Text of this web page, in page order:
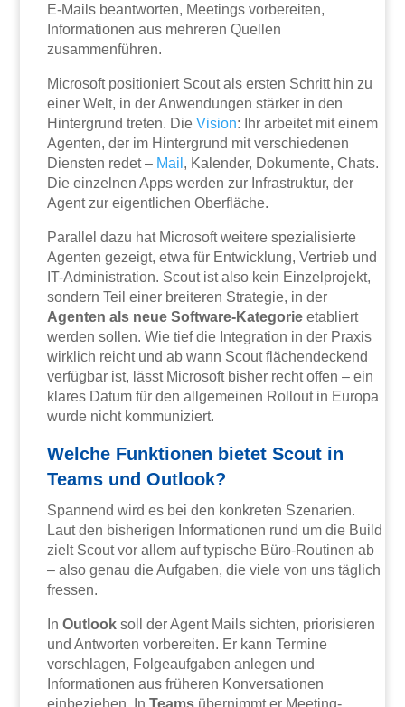
E-Mails beantworten, Meetings vorbereiten,
Informationen aus mehreren Quellen
zusammenführen.
Microsoft positioniert Scout als ersten Schritt hin zu
einer Welt, in der Anwendungen stärker in den
Hintergrund treten. DieVision: Ihr arbeitet mit einem
Agenten, der im Hintergrund mit verschiedenen
Diensten redet – Mail , Kalender, Dokumente, Chats.
Die einzelnen Apps werden zur Infrastruktur, der
Agent zur eigentlichen Oberfläche.
Parallel dazu hat Microsoft weitere spezialisierte
Agenten gezeigt, etwa für Entwicklung, Vertrieb und
IT-Administration. Scout ist also kein Einzelprojekt,
sondern Teil einer breiteren Strategie, in der
Agenten als neue Software-Kategorie etabliert
werden sollen. Wie tief die Integration in der Praxis
wirklich reicht und ab wann Scout flächendeckend
verfügbar ist, lässt Microsoft bisher recht offen – ein
klares Datum für den allgemeinen Rollout in Europa
wurde nicht kommuniziert.
Welche Funktionen bietet Scout in
Teams und Outlook?
Spannend wird es bei den konkreten Szenarien.
Laut den bisherigen Informationen rund um die Build
zielt Scout vor allem auf typische Büro-Routinen ab
– also genau die Aufgaben, die viele von uns täglich
fressen.
InOutlook soll der Agent Mails sichten, priorisieren
und Antworten vorbereiten. Er kann Termine
vorschlagen, Folgeaufgaben anlegen und
Informationen aus früheren Konversationen
einbeziehen. InTeams übernimmt er Meeting-